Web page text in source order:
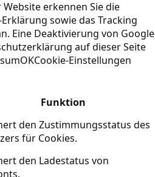
erkennen Sie die
sowie das Tracking
Eine Deaktivierung von Google
auf dieser Seite
OKCookie-Einstellungen
Funktion
den Zustimmungsstatus des
für Cookies.
den Ladestatus von